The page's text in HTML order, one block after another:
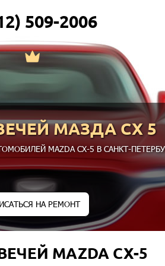
509-2006
МАЗДА СХ 5
MAZDA CX-5 В САНКТ-
НА РЕМОНТ
MAZDA CX-5